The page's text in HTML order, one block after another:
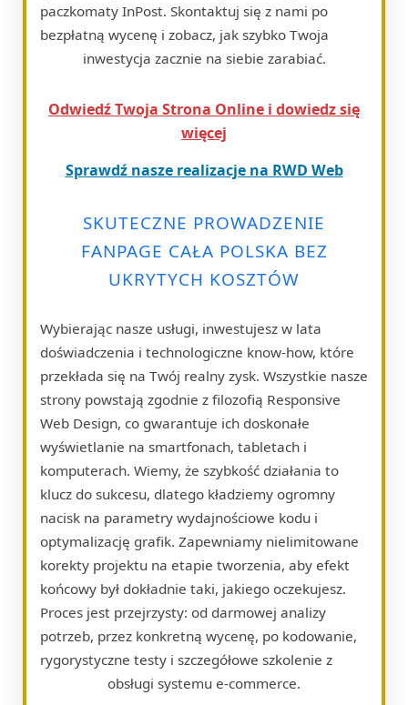
paczkomaty InPost. Skontaktuj się z nami po
bezpłatną wycenę i zobacz, jak szybko Twoja
inwestycja zacznie na siebie zarabiać.
Odwiedź Twoja Strona Online i dowiedz się
więcej
Sprawdź nasze realizacje na RWD Web
SKUTECZNE PROWADZENIE
FANPAGE CAŁA POLSKA BEZ
UKRYTYCH KOSZTÓW
Wybierając nasze usługi, inwestujesz w lata
doświadczenia i technologiczne know-how, które
przekłada się na Twój realny zysk. Wszystkie nasze
strony powstają zgodnie z filozofią Responsive
Web Design, co gwarantuje ich doskonałe
wyświetlanie na smartfonach, tabletach i
komputerach. Wiemy, że szybkość działania to
klucz do sukcesu, dlatego kładziemy ogromny
nacisk na parametry wydajnościowe kodu i
optymalizację grafik. Zapewniamy nielimitowane
korekty projektu na etapie tworzenia, aby efekt
końcowy był dokładnie taki, jakiego oczekujesz.
Proces jest przejrzysty: od darmowej analizy
potrzeb, przez konkretną wycenę, po kodowanie,
rygorystyczne testy i szczegółowe szkolenie z
obsługi systemu e-commerce.